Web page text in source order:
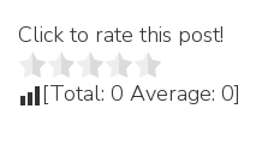
Click to rate this post!
[Total: 0 Average: 0]